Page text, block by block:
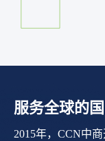
服务全球的
2015年，CCN中